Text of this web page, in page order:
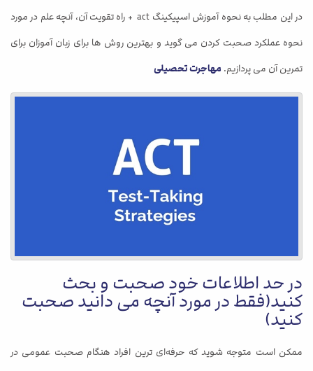
در این مطلب به نحوه آموزش اسپیکینگ act + راه تقویت آن، آنچه علم در مورد
نحوه عملکرد صحبت کردن می گوید و بهترین روش ها برای زبان آموزان برای
تمرین آن می پردازیم. مهاجرت تحصیلی
در حد اطلاعات خود صحبت و بحث
کنید(فقط در مورد آنچه می دانید صحبت
کنید)
ممکن است متوجه شوید که حرفه‌ای‌ ترین افراد هنگام صحبت عمومی در